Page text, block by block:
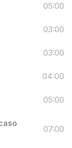
05:00
03:00
03:00
04:00
05:00
07:00